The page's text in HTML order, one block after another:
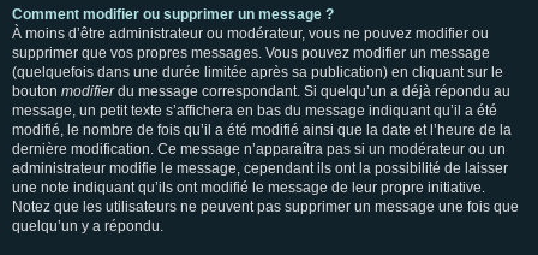
Comment modifier ou supprimer un message ?
À moins d’être administrateur ou modérateur, vous ne pouvez modifier ou
supprimer que vos propres messages. Vous pouvez modifier un message
(quelquefois dans une durée limitée après sa publication) en cliquant sur le
bouton modifierdu message correspondant. Si quelqu’un a déjà répondu au
message, un petit texte s’affichera en bas du message indiquant qu’il a été
modifié, le nombre de fois qu’il a été modifié ainsi que la date et l’heure de la
dernière modification. Ce message n’apparaîtra pas si un modérateur ou un
administrateur modifie le message, cependant ils ont la possibilité de laisser
une note indiquant qu’ils ont modifié le message de leur propre initiative.
Notez que les utilisateurs ne peuvent pas supprimer un message une fois que
quelqu’un y a répondu.